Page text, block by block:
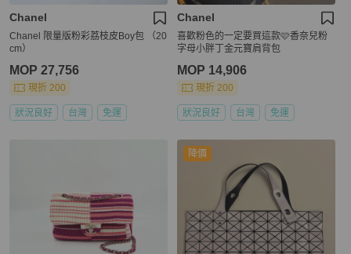
Chanel
Chanel 限量版粉彩荔枝皮Boy包 （20
cm）
MOP 27,756
現折 200
狀況良好 台灣 免運
Chanel
喜歡粉色的一定要買這款🩷香奈兒粉
字母小胖丁金元寶肩背包
MOP 14,906
現折 200
狀況良好 台灣 免運
降價